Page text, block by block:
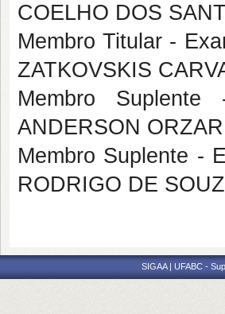
COELHO DOS
Membro Titular -
ZATKOVSKIS
Membro
ANDERSON
Membro Suplente -
RODRIGO DE
SIGAA | UFABC -